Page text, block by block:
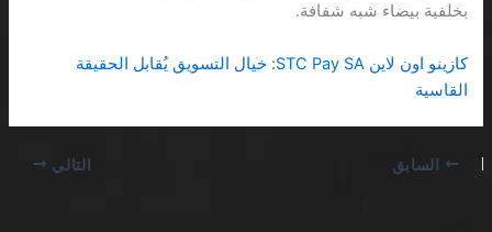
بخلفية بيضاء شبه شفافة.
كازينو اون لاين STC Pay SA: خيال التسويق يُقابل الحقيقة
القاسية
السابق التالي